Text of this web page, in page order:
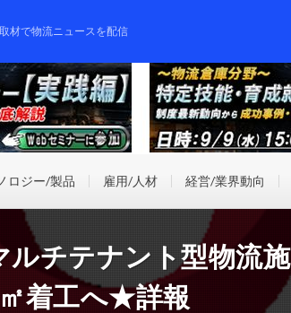
材で物流ニュースを配信
ロジー/製品 雇用/人材 経営/業界動向
ルチテナント型物流施
着工へ★詳報